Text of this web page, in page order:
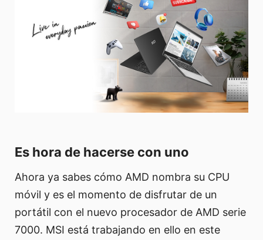
Es hora de hacerse con uno
Ahora ya sabes cómo AMD nombra su CPU
móvil y es el momento de disfrutar de un
portátil con el nuevo procesador de AMD serie
7000. MSI está trabajando en ello en este